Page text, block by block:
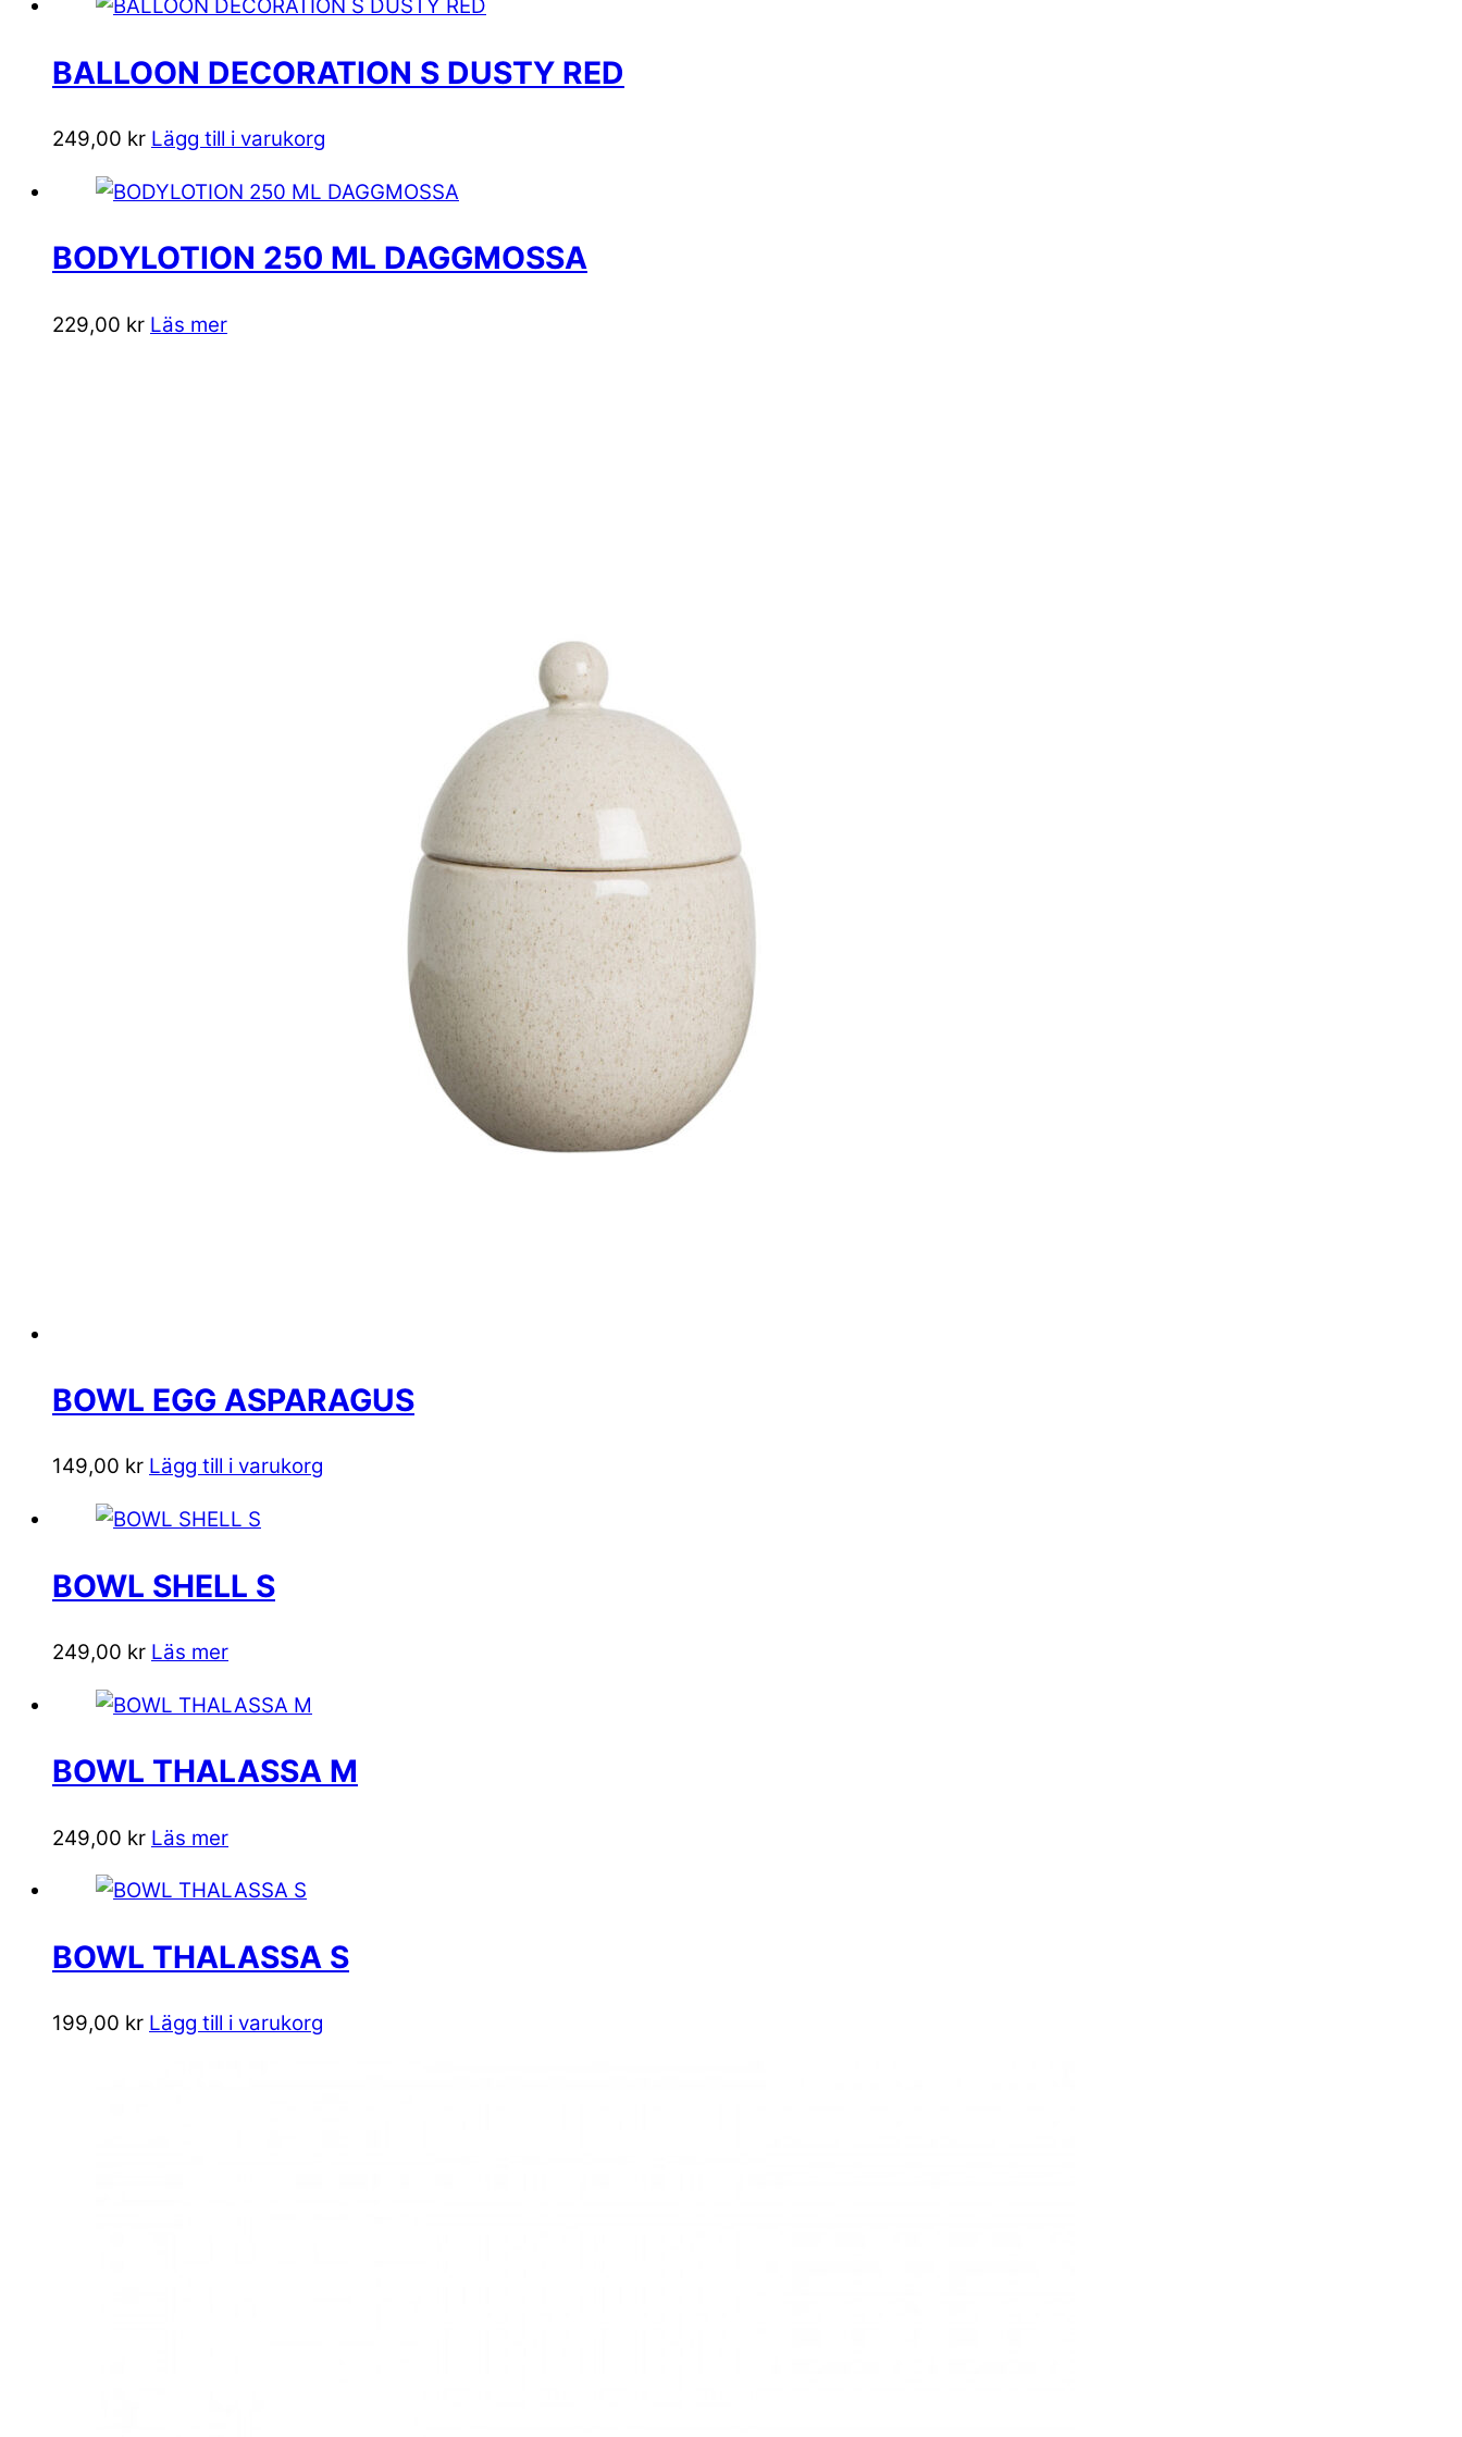
BALLOON DECORATION S DUSTY RED
249,00 kr Lägg till i varukorg
BODYLOTION 250 ML DAGGMOSSA
229,00 kr Läs mer
BOWL EGG ASPARAGUS
149,00 kr Lägg till i varukorg
BOWL SHELL S
249,00 kr Läs mer
BOWL THALASSA M
249,00 kr Läs mer
BOWL THALASSA S
199,00 kr Lägg till i varukorg